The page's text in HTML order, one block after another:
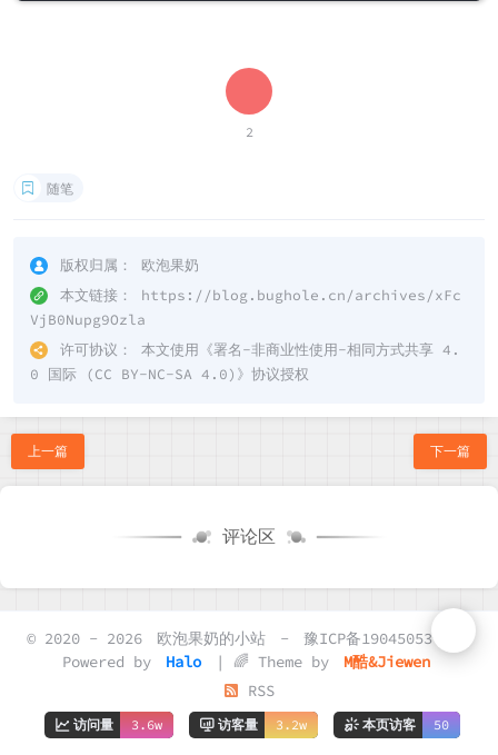
2
随笔
版权归属：
欧泡果奶
本文链接：
https://blog.bughole.cn/archives/xFc
VjB0Nupg9Ozla
许可协议：
本文使用《署名-非商业性使用-相同方式共享 4.
0 国际 (CC BY-NC-SA 4.0) 》协议授权
上一篇 下一篇
评论区
© 2020 - 2026 欧泡果奶的小站 -
豫ICP备19045053号-2
Powered by
Halo | 🌈 Theme by
M酷&Jiewen
RSS
访问量 3.6w 访客量 3.2w 本页访客 50